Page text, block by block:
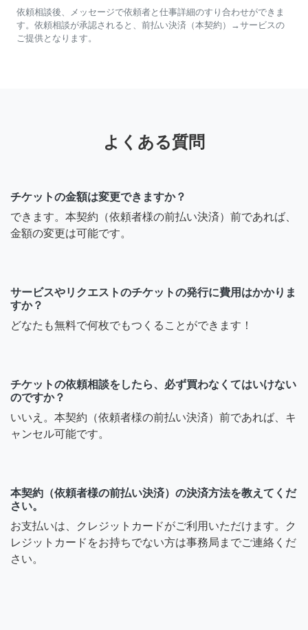
依頼相談後、メッセージで依頼者と仕事詳細のすり合わせができま
す。依頼相談が承認されると、前払い決済（本契約）→サービスの
ご提供となります。
よくある質問
チケットの金額は変更できますか？
できます。本契約（依頼者様の前払い決済）前であれば、
金額の変更は可能です。
サービスやリクエストのチケットの発行に費用はかかりま
すか？
どなたも無料で何枚でもつくることができます！
チケットの依頼相談をしたら、必ず買わなくてはいけない
のですか？
いいえ。本契約（依頼者様の前払い決済）前であれば、キ
ャンセル可能です。
本契約（依頼者様の前払い決済）の決済方法を教えてくだ
さい。
お支払いは、クレジットカードがご利用いただけます。ク
レジットカードをお持ちでない方は事務局までご連絡くだ
さい。